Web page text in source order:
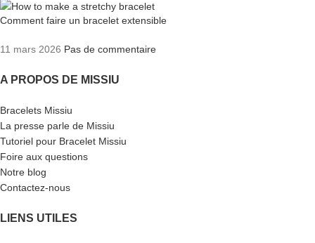
Comment faire un bracelet extensible
11 mars 2026 Pas de commentaire
A PROPOS DE MISSIU
Bracelets Missiu
La presse parle de Missiu
Tutoriel pour Bracelet Missiu
Foire aux questions
Notre blog
Contactez-nous
LIENS UTILES